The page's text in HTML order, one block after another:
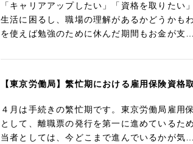
「キャリアアップしたい」「資格を取りた
生活に困るし、職場の理解があるかどうかも
を使えば勉強のために休んだ期間もお金が支…
【東京労働局】繁忙期における雇用保険資格
４月は手続きの繁忙期です。東京労働局雇用
として、離職票の発行を第一に進めているた
当者としては、今どこまで進んでいるかが気…